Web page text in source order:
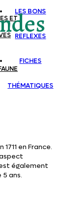
ET
LES BONS
REFLEXES
FICHES
THÉMATIQUES
en France.
également
5 ans.